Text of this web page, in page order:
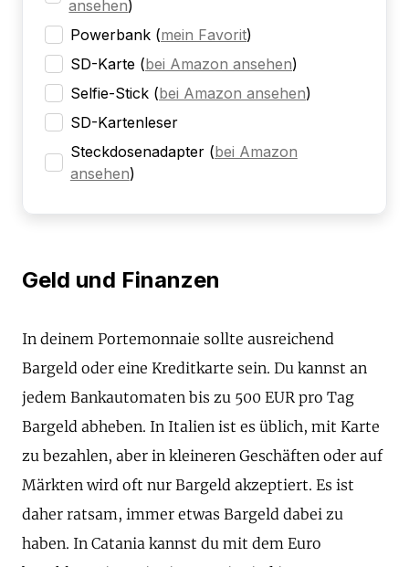
ansehen)
Powerbank (mein Favorit)
SD-Karte (bei Amazon ansehen)
Selfie-Stick (bei Amazon ansehen)
SD-Kartenleser
Steckdosenadapter (bei Amazon
ansehen)
Geld und Finanzen
In deinem Portemonnaie sollte ausreichend
Bargeld oder eine Kreditkarte sein. Du kannst an
jedem Bankautomaten bis zu 500 EUR pro Tag
Bargeld abheben. In Italien ist es üblich, mit Karte
zu bezahlen, aber in kleineren Geschäften oder auf
Märkten wird oft nur Bargeld akzeptiert. Es ist
daher ratsam, immer etwas Bargeld dabei zu
haben. In Catania kannst du mit dem Euro